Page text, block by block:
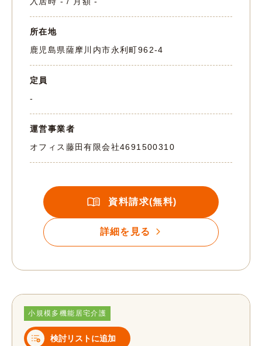
所在地
鹿児島県薩摩川内市永利町962-4
定員
-
運営事業者
オフィス藤田有限会社4691500310
資料請求(無料)
詳細を見る
小規模多機能居宅介護
検討リストに追加